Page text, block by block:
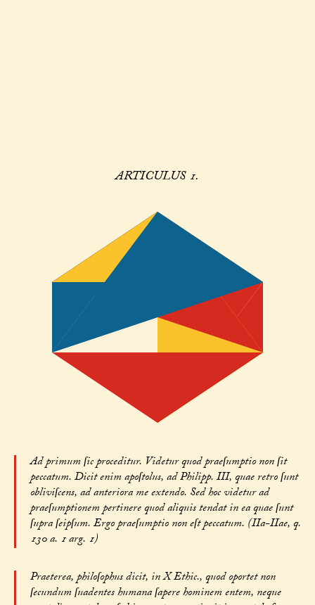
ARTICULUS 1.
Ad primum ſic proceditur. Videtur quod praeſumptio non ſit
peccatum. Dicit enim apoſtolus, ad Philipp. III, quae retro ſunt
obliviſcens, ad anteriora me extendo. Sed hoc videtur ad
praeſumptionem pertinere quod aliquis tendat in ea quae ſunt
ſupra ſeipſum. Ergo praeſumptio non eſt peccatum. (IIa-IIae, q.
130 a. 1 arg. 1)
Praeterea, philoſophus dicit, in X Ethic., quod oportet non
ſecundum ſuadentes humana ſapere hominem entem, neque